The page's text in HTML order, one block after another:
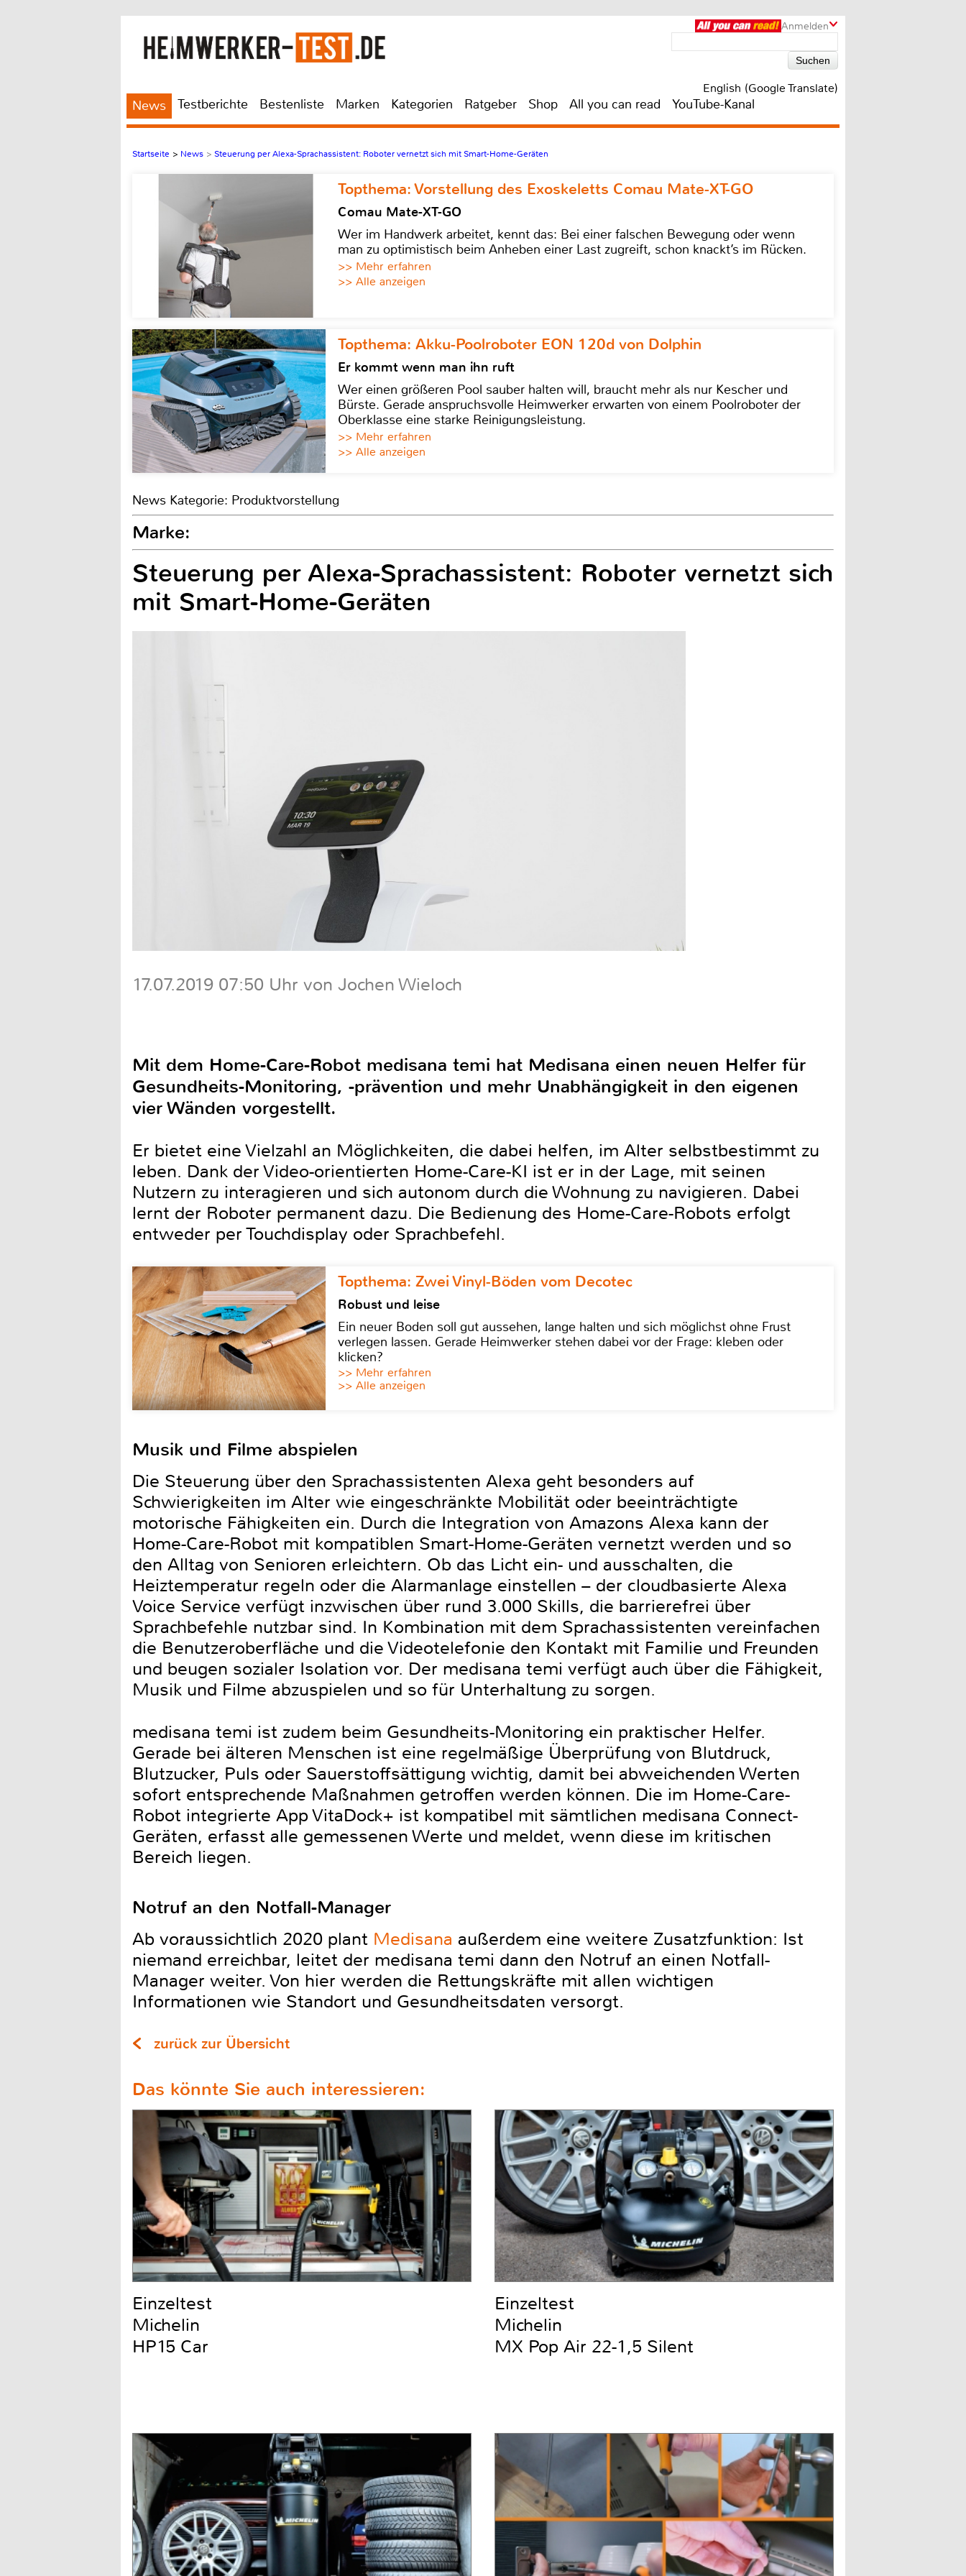
Anmelden
English (Google Translate)
News Testberichte Bestenliste Marken Kategorien Ratgeber Shop All you can read YouTube-Kanal
Startseite > News > Steuerung per Alexa-Sprachassistent: Roboter vernetzt sich mit Smart-Home-Geräten
Topthema: Vorstellung des Exoskeletts Comau Mate-XT-GO
Comau Mate-XT-GO
Wer im Handwerk arbeitet, kennt das: Bei einer falschen Bewegung oder wenn
man zu optimistisch beim Anheben einer Last zugreift, schon knackt’s im Rücken.
>> Mehr erfahren
>> Alle anzeigen
Topthema: Akku-Poolroboter EON 120d von Dolphin
Er kommt wenn man ihn ruft
Wer einen größeren Pool sauber halten will, braucht mehr als nur Kescher und
Bürste. Gerade anspruchsvolle Heimwerker erwarten von einem Poolroboter der
Oberklasse eine starke Reinigungsleistung.
>> Mehr erfahren
>> Alle anzeigen
News Kategorie: Produktvorstellung
Marke:
Steuerung per Alexa-Sprachassistent: Roboter vernetzt sich
mit Smart-Home-Geräten
17.07.2019 07:50 Uhr von Jochen Wieloch
Mit dem Home-Care-Robot medisana temi hat Medisana einen neuen Helfer für
Gesundheits-Monitoring, -prävention und mehr Unabhängigkeit in den eigenen
vier Wänden vorgestellt.
Er bietet eine Vielzahl an Möglichkeiten, die dabei helfen, im Alter selbstbestimmt zu
leben. Dank der Video-orientierten Home-Care-KI ist er in der Lage, mit seinen
Nutzern zu interagieren und sich autonom durch die Wohnung zu navigieren. Dabei
lernt der Roboter permanent dazu. Die Bedienung des Home-Care-Robots erfolgt
entweder per Touchdisplay oder Sprachbefehl.
Topthema: Zwei Vinyl-Böden vom Decotec
Robust und leise
Ein neuer Boden soll gut aussehen, lange halten und sich möglichst ohne Frust
verlegen lassen. Gerade Heimwerker stehen dabei vor der Frage: kleben oder
klicken?
>> Mehr erfahren
>> Alle anzeigen
Musik und Filme abspielen
Die Steuerung über den Sprachassistenten Alexa geht besonders auf
Schwierigkeiten im Alter wie eingeschränkte Mobilität oder beeinträchtigte
motorische Fähigkeiten ein. Durch die Integration von Amazons Alexa kann der
Home-Care-Robot mit kompatiblen Smart-Home-Geräten vernetzt werden und so
den Alltag von Senioren erleichtern. Ob das Licht ein- und ausschalten, die
Heiztemperatur regeln oder die Alarmanlage einstellen – der cloudbasierte Alexa
Voice Service verfügt inzwischen über rund 3.000 Skills, die barrierefrei über
Sprachbefehle nutzbar sind. In Kombination mit dem Sprachassistenten vereinfachen
die Benutzeroberfläche und die Videotelefonie den Kontakt mit Familie und Freunden
und beugen sozialer Isolation vor. Der medisana temi verfügt auch über die Fähigkeit,
Musik und Filme abzuspielen und so für Unterhaltung zu sorgen.
medisana temi ist zudem beim Gesundheits-Monitoring ein praktischer Helfer.
Gerade bei älteren Menschen ist eine regelmäßige Überprüfung von Blutdruck,
Blutzucker, Puls oder Sauerstoffsättigung wichtig, damit bei abweichenden Werten
sofort entsprechende Maßnahmen getroffen werden können. Die im Home-Care-
Robot integrierte App VitaDock+ ist kompatibel mit sämtlichen medisana Connect-
Geräten, erfasst alle gemessenen Werte und meldet, wenn diese im kritischen
Bereich liegen.
Notruf an den Notfall-Manager
Ab voraussichtlich 2020 plant Medisana außerdem eine weitere Zusatzfunktion: Ist
niemand erreichbar, leitet der medisana temi dann den Notruf an einen Notfall-
Manager weiter. Von hier werden die Rettungskräfte mit allen wichtigen
Informationen wie Standort und Gesundheitsdaten versorgt.
zurück zur Übersicht
Das könnte Sie auch interessieren:
Einzeltest
Michelin
HP15 Car
Einzeltest
Michelin
MX Pop Air 22-1,5 Silent